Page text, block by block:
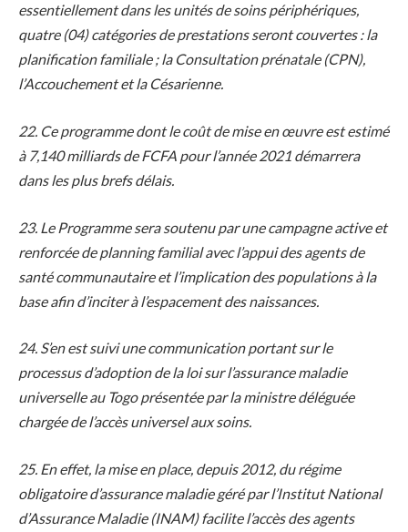
essentiellement dans les unités de soins périphériques,
quatre (04) catégories de prestations seront couvertes : la
planification familiale ; la Consultation prénatale (CPN),
l’Accouchement et la Césarienne.
22. Ce programme dont le coût de mise en œuvre est estimé
à 7,140 milliards de FCFA pour l’année 2021 démarrera
dans les plus brefs délais.
23. Le Programme sera soutenu par une campagne active et
renforcée de planning familial avec l’appui des agents de
santé communautaire et l’implication des populations à la
base afin d’inciter à l’espacement des naissances.
24. S’en est suivi une communication portant sur le
processus d’adoption de la loi sur l’assurance maladie
universelle au Togo présentée par la ministre déléguée
chargée de l’accès universel aux soins.
25. En effet, la mise en place, depuis 2012, du régime
obligatoire d’assurance maladie géré par l’Institut National
d’Assurance Maladie (INAM) facilite l’accès des agents